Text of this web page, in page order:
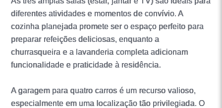
diferentes atividades e momentos de convívio. A
cozinha planejada promete ser o espaço perfeito para
preparar refeições deliciosas, enquanto a
churrasqueira e a lavanderia completa adicionam
funcionalidade e praticidade à residência.
A garagem para quatro carros é um recurso valioso,
especialmente em uma localização tão privilegiada. O